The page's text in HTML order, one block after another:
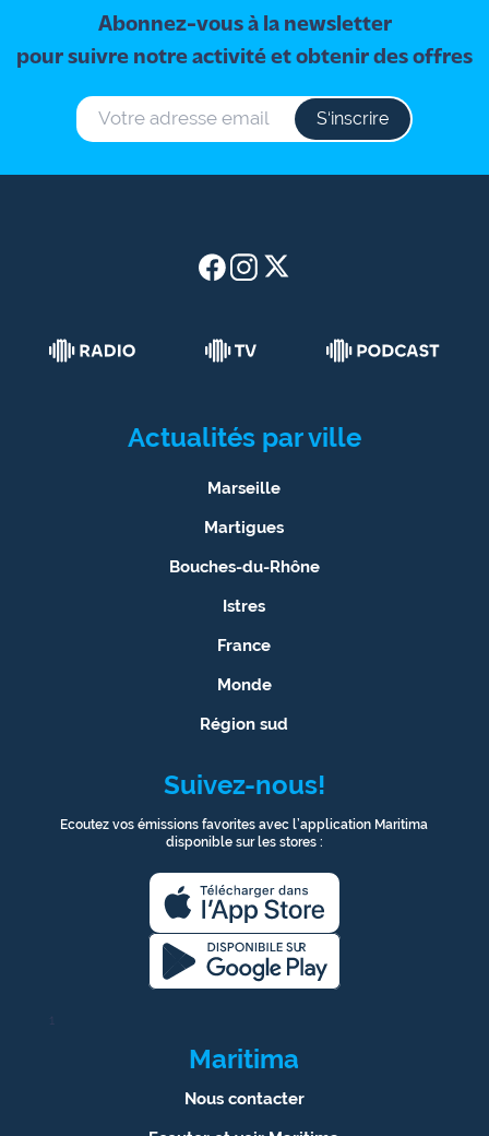
Abonnez-vous à la newsletter
pour suivre notre activité et obtenir des offres
S‘inscrire
Actualités par ville
Marseille
Martigues
Bouches-du-Rhône
Istres
France
Monde
Région sud
Suivez-nous!
Ecoutez vos émissions favorites avec l’application Maritima
disponible sur les stores :
1
Maritima
Nous contacter